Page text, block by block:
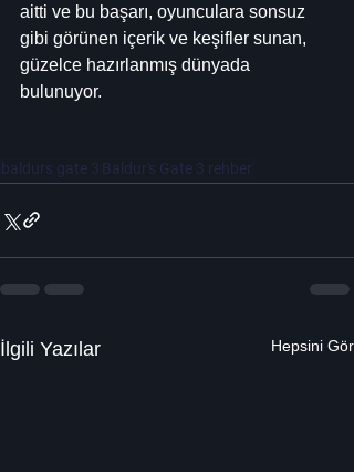
aitti ve bu başarı, oyunculara sonsuz
gibi görünen içerik ve keşifler sunan,
güzelce hazırlanmış dünyada
bulunuyor.
baldurs gate 3 Baldur's Gate 3 rehber
İlgili Yazılar Hepsini Gör